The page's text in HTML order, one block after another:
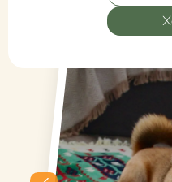
расцветка,
уже